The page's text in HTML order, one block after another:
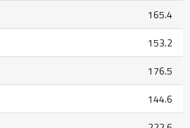
165.4
153.2
176.5
144.6